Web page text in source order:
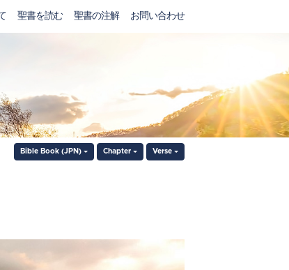
聖書を読む 聖書の注解 お問い合わせ
Bible Book (JPN) Chapter Verse